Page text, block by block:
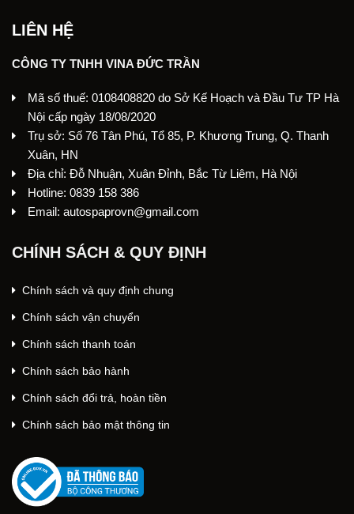
LIÊN HỆ
CÔNG TY TNHH VINA ĐỨC TRẦN
Mã số thuế: 0108408820 do Sở Kế Hoạch và Đầu Tư TP Hà
Nội cấp ngày 18/08/2020
Trụ sở: Số 76 Tân Phú, Tổ 85, P. Khương Trung, Q. Thanh
Xuân, HN
Địa chỉ: Đỗ Nhuận, Xuân Đỉnh, Bắc Từ Liêm, Hà Nội
Hotline: 0839 158 386
Email: autospaprovn@gmail.com
CHÍNH SÁCH & QUY ĐỊNH
Chính sách và quy định chung
Chính sách vận chuyển
Chính sách thanh toán
Chính sách bảo hành
Chính sách đổi trả, hoàn tiền
Chính sách bảo mật thông tin